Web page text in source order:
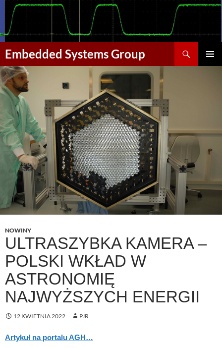
Embedded Systems Group
Szukaj
DO
TREŚCI
NOWINY
ULTRASZYBKA KAMERA –
POLSKI WKŁAD W
ASTRONOMIĘ
NAJWYŻSZYCH ENERGII
12 KWIETNIA 2022 PJR
Artykuł na portalu AGH…